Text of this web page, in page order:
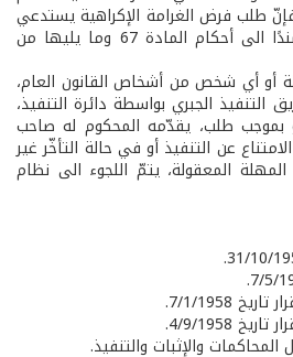
طلب فرض الغرامة الإكراهية يستدعي
سبقه بعريضة ربط النزاع سندًا الى أحكام المادة 67 وما يليها من
أو أي شخص من أشخاص القانون العام،
الجبري بواسطة دائرة التنفيذ،
بموجب طلب، يقدّمه المحكوم له صاحب
عن التنفيذ أو في حالة التأخّر غير
المعقولة، يتمّ اللجوء الى نظام
7/1/1958.
4/9/1958.
والإثبات والتنفيذ.